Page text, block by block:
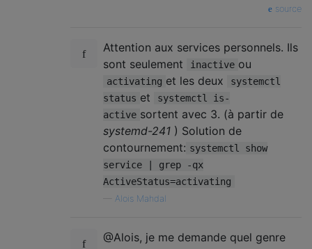
source
Attention aux services personnels. Ils
sont seulement
inactive ou
activating et les deux
systemctl
status et
systemctl is-
active sortent avec 3. (à partir de
systemd-241 ) Solution de
contournement: systemctl show
service | grep -qx
ActiveStatus=activating
Alois Mahdal
@Alois, je me demande quel genre